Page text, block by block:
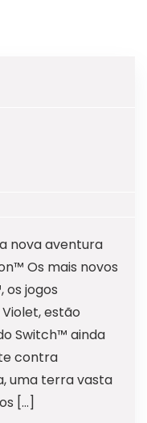
nova aventura
Os mais novos
os jogos
estão
Switch™ ainda
contra
uma terra vasta
[…]